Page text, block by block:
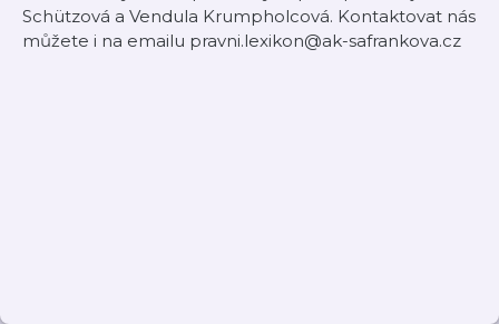
Schützová a Vendula Krumpholcová. Kontaktovat nás
můžete i na emailu pravni.lexikon@ak-safrankova.cz